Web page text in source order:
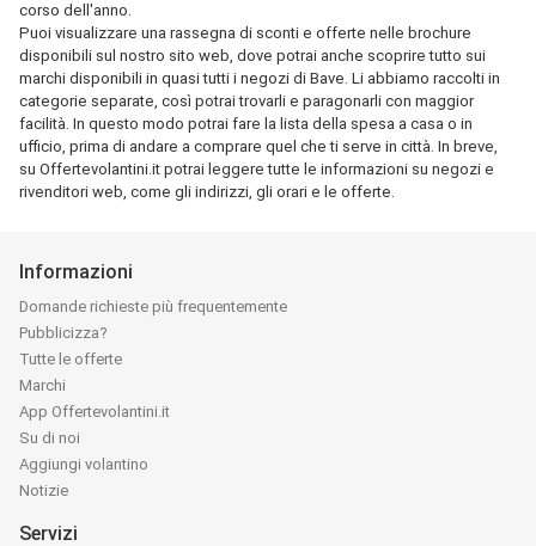
corso dell'anno.
Puoi visualizzare una rassegna di sconti e offerte nelle brochure
disponibili sul nostro sito web, dove potrai anche scoprire tutto sui
marchi disponibili in quasi tutti i negozi di Bave. Li abbiamo raccolti in
categorie separate, così potrai trovarli e paragonarli con maggior
facilità. In questo modo potrai fare la lista della spesa a casa o in
ufficio, prima di andare a comprare quel che ti serve in città. In breve,
su Offertevolantini.it potrai leggere tutte le informazioni su negozi e
rivenditori web, come gli indirizzi, gli orari e le offerte.
Informazioni
Domande richieste più frequentemente
Pubblicizza?
Tutte le offerte
Marchi
App Offertevolantini.it
Su di noi
Aggiungi volantino
Notizie
Servizi